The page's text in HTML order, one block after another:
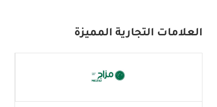
العلامات التجارية المميزة